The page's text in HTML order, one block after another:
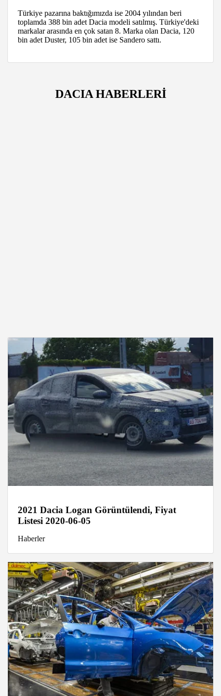
Türkiye pazarına baktığımızda ise 2004 yılından beri
toplamda 388 bin adet Dacia modeli satılmış. Türkiye'deki
markalar arasında en çok satan 8. Marka olan Dacia, 120
bin adet Duster, 105 bin adet ise Sandero sattı.
DACIA HABERLERİ
2021 Dacia Logan Görüntülendi, Fiyat
Listesi 2020-06-05
Haberler